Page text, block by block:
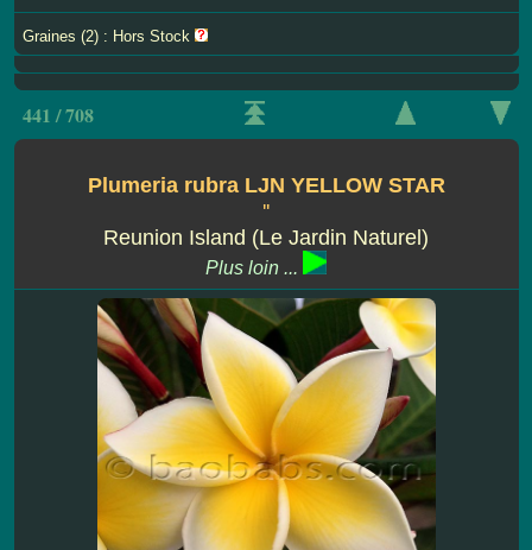
Graines (2) : Hors Stock
441 / 708
Plumeria rubra LJN YELLOW STAR
''
Reunion Island (Le Jardin Naturel)
Plus loin ...